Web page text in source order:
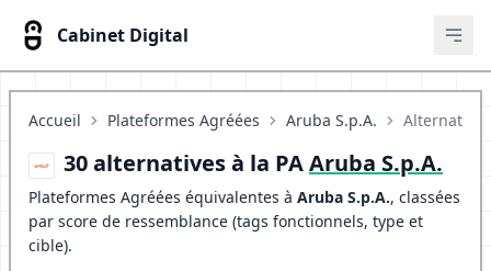
Cabinet Digital
Accueil Plateformes Agréées Aruba S.p.A. Alternatives
30 alternatives à la PAAruba S.p.A.
Plateformes Agréées équivalentes à Aruba S.p.A., classées
par score de ressemblance (tags fonctionnels, type et
cible).